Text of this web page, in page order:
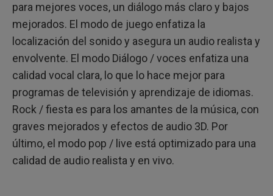
para mejores voces, un diálogo más claro y bajos
mejorados. El modo de juego enfatiza la
localización del sonido y asegura un audio realista y
envolvente. El modo Diálogo / voces enfatiza una
calidad vocal clara, lo que lo hace mejor para
programas de televisión y aprendizaje de idiomas.
Rock / fiesta es para los amantes de la música, con
graves mejorados y efectos de audio 3D. Por
último, el modo pop / live está optimizado para una
calidad de audio realista y en vivo.